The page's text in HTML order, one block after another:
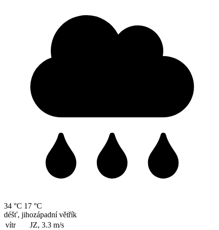
34 °C 17 °C
déšť, jihozápadní větřík
vítr
JZ, 3.3 m/s